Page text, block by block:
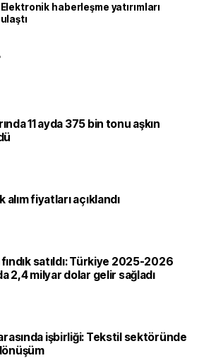
haberleşme yatırımları
11 ayda 375 bin tonu aşkın
alım fiyatları açıklandı
satıldı: Türkiye 2025-2026
2,4 milyar dolar gelir sağladı
işbirliği: Tekstil sektöründe